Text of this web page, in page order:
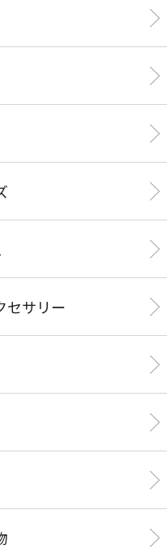
セサリー